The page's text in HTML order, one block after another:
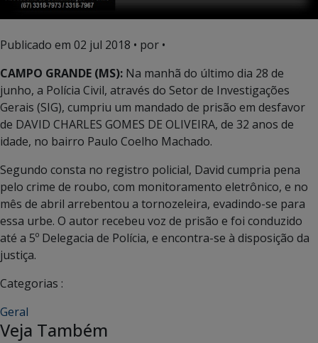
Publicado em 02 jul 2018 • por •
CAMPO GRANDE (MS): Na manhã do último dia 28 de
junho, a Polícia Civil, através do Setor de Investigações
Gerais (SIG), cumpriu um mandado de prisão em desfavor
de DAVID CHARLES GOMES DE OLIVEIRA, de 32 anos de
idade, no bairro Paulo Coelho Machado.
Segundo consta no registro policial, David cumpria pena
pelo crime de roubo, com monitoramento eletrônico, e no
mês de abril arrebentou a tornozeleira, evadindo-se para
essa urbe. O autor recebeu voz de prisão e foi conduzido
até a 5º Delegacia de Polícia, e encontra-se à disposição da
justiça.
Categorias :
Geral
Veja Também